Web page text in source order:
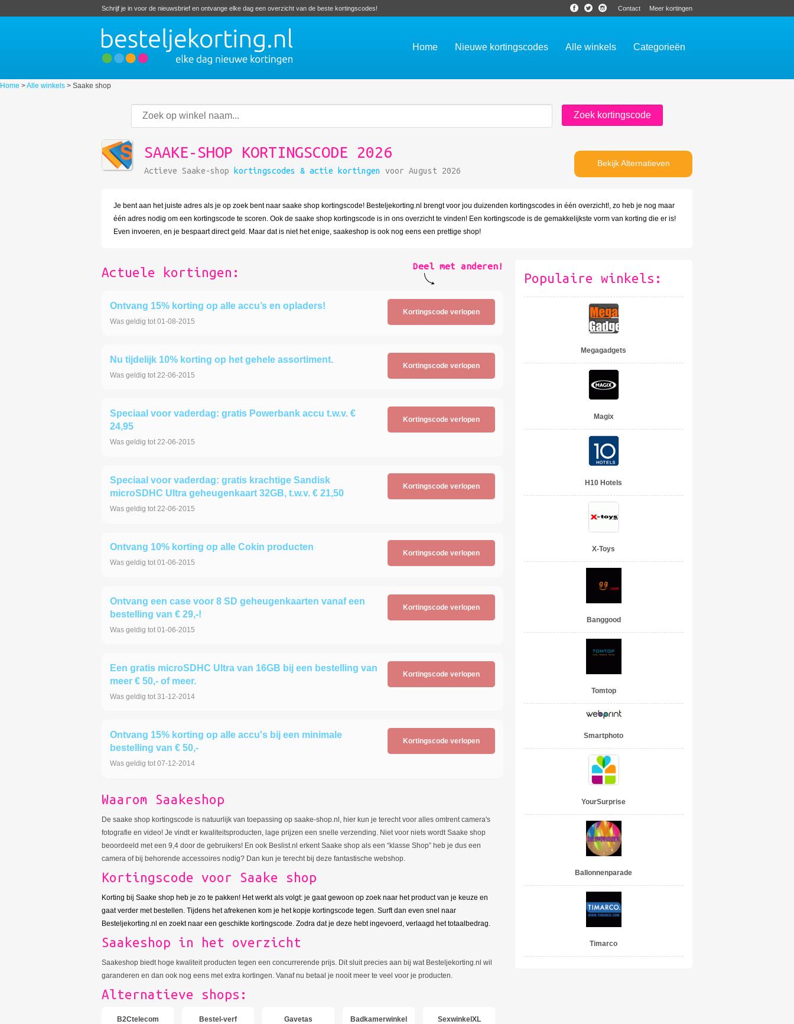
Schrijf je in voor de nieuwsbrief en ontvange elke dag een overzicht van de beste kortingscodes! Contact Meer kortingen
Home Nieuwe kortingscodes Alle winkels Categorieën
Home >Alle winkels > Saake shop
SAAKE-SHOP KORTINGSCODE 2026
Actieve Saake-shop kortingscodes & actie kortingen voor August 2026
Bekijk Alternatieven
Je bent aan het juiste adres als je op zoek bent naar saake shop kortingscode! Besteljekorting.nl brengt voor jou duizenden kortingscodes in één overzicht!, zo heb je nog maar
één adres nodig om een kortingscode te scoren. Ook de saake shop kortingscode is in ons overzicht te vinden! Een kortingscode is de gemakkelijkste vorm van korting die er is!
Even invoeren, en je bespaart direct geld. Maar dat is niet het enige, saakeshop is ook nog eens een prettige shop!
Actuele kortingen: Deel met anderen!
Ontvang 15% korting op alle accu’s en opladers!
Kortingscode verlopen
Was geldig tot 01-08-2015
Nu tijdelijk 10% korting op het gehele assortiment.
Kortingscode verlopen
Was geldig tot 22-06-2015
Speciaal voor vaderdag: gratis Powerbank accu t.w.v. €
24,95
Kortingscode verlopen
Was geldig tot 22-06-2015
Speciaal voor vaderdag: gratis krachtige Sandisk
microSDHC Ultra geheugenkaart 32GB, t.w.v. € 21,50
Kortingscode verlopen
Was geldig tot 22-06-2015
Ontvang 10% korting op alle Cokin producten
Kortingscode verlopen
Was geldig tot 01-06-2015
Ontvang een case voor 8 SD geheugenkaarten vanaf een
bestelling van € 29,-!
Kortingscode verlopen
Was geldig tot 01-06-2015
Een gratis microSDHC Ultra van 16GB bij een bestelling van
meer € 50,- of meer.
Kortingscode verlopen
Was geldig tot 31-12-2014
Ontvang 15% korting op alle accu's bij een minimale
bestelling van € 50,-
Kortingscode verlopen
Was geldig tot 07-12-2014
Waarom Saakeshop
De saake shop kortingscode is natuurlijk van toepassing op saake-shop.nl, hier kun je terecht voor alles omtrent camera's
fotografie en video! Je vindt er kwaliteitsproducten, lage prijzen een snelle verzending. Niet voor niets wordt Saake shop
beoordeeld met een 9,4 door de gebruikers! En ook Beslist.nl erkent Saake shop als een “klasse Shop” heb je dus een
camera of bij behorende accessoires nodig? Dan kun je terecht bij deze fantastische webshop.
Kortingscode voor Saake shop
Korting bij Saake shop heb je zo te pakken! Het werkt als volgt: je gaat gewoon op zoek naar het product van je keuze en
gaat verder met bestellen. Tijdens het afrekenen kom je het kopje kortingscode tegen. Surft dan even snel naar
Besteljekorting.nl en zoekt naar een geschikte kortingscode. Zodra dat je deze hebt ingevoerd, verlaagd het totaalbedrag.
Saakeshop in het overzicht
Saakeshop biedt hoge kwaliteit producten tegen een concurrerende prijs. Dit sluit precies aan bij wat Besteljekorting.nl wil
garanderen en dan ook nog eens met extra kortingen. Vanaf nu betaal je nooit meer te veel voor je producten.
Alternatieve shops:
B2Ctelecom Bestel-verf Gavetas Badkamerwinkel SexwinkelXL
Populaire winkels:
Megagadgets
Magix
H10 Hotels
X-Toys
Banggood
Tomtop
Smartphoto
YourSurprise
Ballonnenparade
Timarco